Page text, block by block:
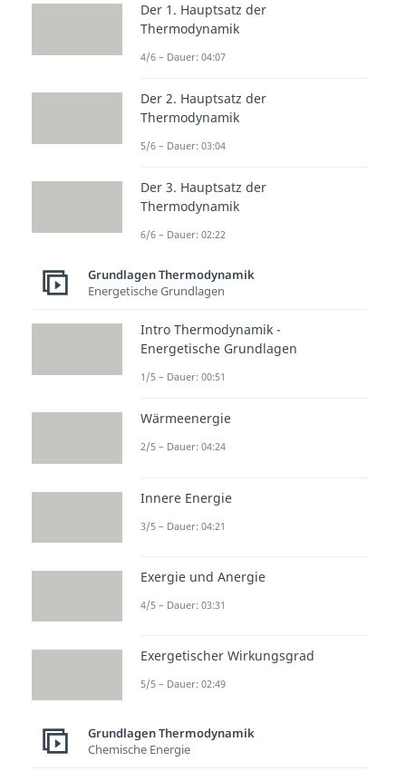
Dauer: 04:48
Joule Prozess
Stirling Prozess
Ericsson Prozess
Dauer: 04:03
Diesel Prozess
Dauer: 04:45
Seiliger Prozess
Dauer: 04:45
Der 1. Hauptsatz der
Thermodynamik
4/6 – Dauer: 04:07
Der 2. Hauptsatz der
Thermodynamik
5/6 – Dauer: 03:04
Der 3. Hauptsatz der
Thermodynamik
6/6 – Dauer: 02:22
Grundlagen Thermodynamik
Energetische Grundlagen
Intro Thermodynamik -
Energetische Grundlagen
1/5 – Dauer: 00:51
Wärmeenergie
2/5 – Dauer: 04:24
Innere Energie
3/5 – Dauer: 04:21
Exergie und Anergie
4/5 – Dauer: 03:31
Exergetischer Wirkungsgrad
5/5 – Dauer: 02:49
Grundlagen Thermodynamik
Chemische Energie